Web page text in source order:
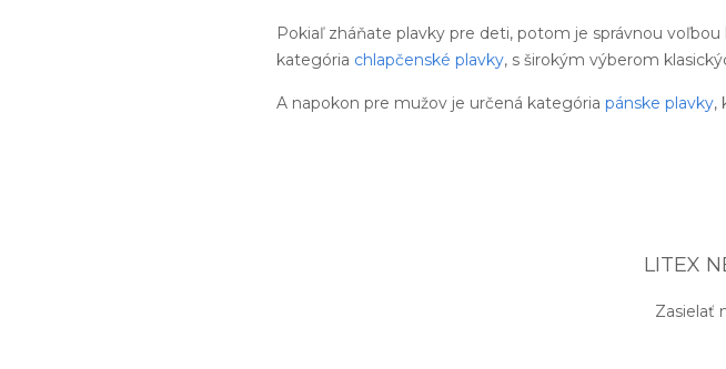
Pokiaľ zháňate plavky pre deti, potom je správnou voľbou
kategória chlapčenské plavky, s širokým výberom
A napokon pre mužov je určená kategória pánske plavky,
LITEX
Zasielať